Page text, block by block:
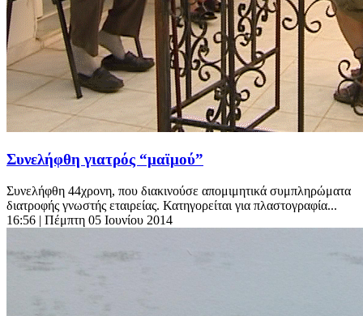
Συνελήφθη γιατρός “μαϊμού”
Συνελήφθη 44χρονη, που διακινούσε απομιμητικά συμπληρώματα
διατροφής γνωστής εταιρείας. Κατηγορείται για πλαστογραφία...
16:56 | Πέμπτη 05 Ιουνίου 2014